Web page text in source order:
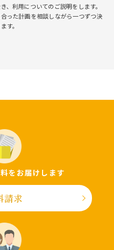
、利⽤についてのご説明をします。
った計画を相談しながら⼀つずつ決
す。
をお届けします
請求